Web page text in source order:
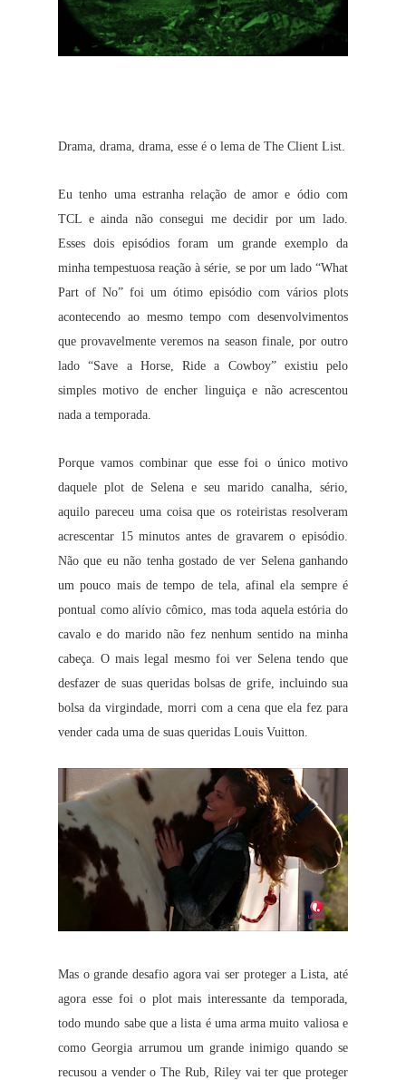
Drama, drama, drama, esse é o lema de The Client List.
Eu tenho uma estranha relação de amor e ódio com
TCL e ainda não consegui me decidir por um lado.
Esses dois episódios foram um grande exemplo da
minha tempestuosa reação à série, se por um lado “What
Part of No” foi um ótimo episódio com vários plots
acontecendo ao mesmo tempo com desenvolvimentos
que provavelmente veremos na season finale, por outro
lado “Save a Horse, Ride a Cowboy” existiu pelo
simples motivo de encher linguiça e não acrescentou
nada a temporada.
Porque vamos combinar que esse foi o único motivo
daquele plot de Selena e seu marido canalha, sério,
aquilo pareceu uma coisa que os roteiristas resolveram
acrescentar 15 minutos antes de gravarem o episódio.
Não que eu não tenha gostado de ver Selena ganhando
um pouco mais de tempo de tela, afinal ela sempre é
pontual como alívio cômico, mas toda aquela estória do
cavalo e do marido não fez nenhum sentido na minha
cabeça. O mais legal mesmo foi ver Selena tendo que
desfazer de suas queridas bolsas de grife, incluindo sua
bolsa da virgindade, morri com a cena que ela fez para
vender cada uma de suas queridas Louis Vuitton.
Mas o grande desafio agora vai ser proteger a Lista, até
agora esse foi o plot mais interessante da temporada,
todo mundo sabe que a lista é uma arma muito valiosa e
como Georgia arrumou um grande inimigo quando se
recusou a vender o The Rub, Riley vai ter que proteger